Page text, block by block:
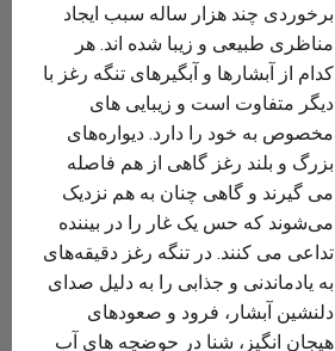
برخوردی چند هزار ساله سبب ایجاد
مناظری طبیعی و زیبا شده اند. هر
کدام از آبشارها و آبگیرهای تنگه رغز با
دیگر متفاوت است و زیبایی های
مخصوص به خود را دارد. دیواره‌های
بزرگ و بلند رغز گاهی از هم فاصله
می گیرند و گاهی چنان به هم نزدیک
می‌شوند که حس یک غار را در بیننده
تداعی می کنند. در تنگه رغز دقیقه‌های
به یادماندنی و جذابی را به دلیل صدای
دلنشین آبشار، فرود و صعودهای
هیجان انگیز، شنا در حوضچه های آب